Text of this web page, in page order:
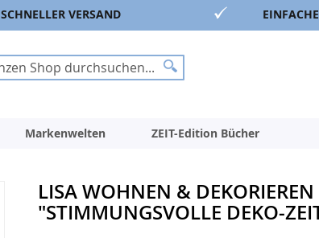
SCHNELLER VERSAND
Suche
Markenwelten ZEIT-Edition Bücher
LISA WOHNEN &
"STIMMUNGSVOLLE DEKO-